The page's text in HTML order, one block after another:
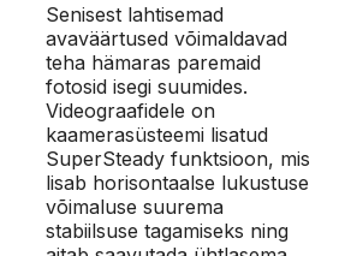
Senisest lahtisemad
avaväärtused võimaldavad
teha hämaras paremaid
fotosid isegi suumides.
Videograafidele on
kaamerasüsteemi lisatud
SuperSteady funktsioon, mis
lisab horisontaalse lukustuse
võimaluse suurema
stabiilsuse tagamiseks ning